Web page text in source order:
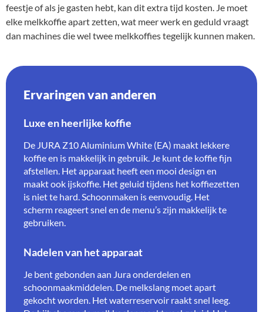
feestje of als je gasten hebt, kan dit extra tijd kosten. Je moet
elke melkkoffie apart zetten, wat meer werk en geduld vraagt
dan machines die wel twee melkkoffies tegelijk kunnen maken.
Ervaringen van anderen
Luxe en heerlijke koffie
De JURA Z10 Aluminium White (EA) maakt lekkere
koffie en is makkelijk in gebruik. Je kunt de koffie fijn
afstellen. Het apparaat heeft een mooi design en
maakt ook ijskoffie. Het geluid tijdens het koffiezetten
is niet te hard. Schoonmaken is eenvoudig. Het
scherm reageert snel en de menu’s zijn makkelijk te
gebruiken.
Nadelen van het apparaat
Je bent gebonden aan Jura onderdelen en
schoonmaakmiddelen. De melkslang moet apart
gekocht worden. Het waterreservoir raakt snel leeg.